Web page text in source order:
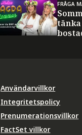
FRÅGA
Användarvillkor
Integritetspolicy
Prenumerationsvillkor
FactSet villkor